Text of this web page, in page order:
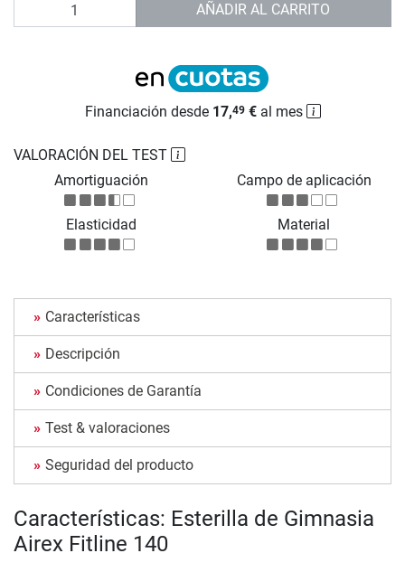
AÑADIR AL CARRITO
VALORACIÓN DEL TEST
Amortiguación
Campo de aplicación
Elasticidad Material
Financiación desde 17,49€al mes
Características
Descripción
Condiciones de Garantía
Test & valoraciones
Seguridad del producto
Características: Esterilla de Gimnasia
Airex Fitline 140